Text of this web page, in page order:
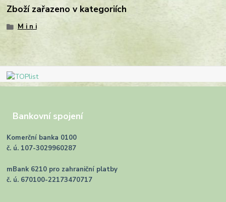
Zboží zařazeno v kategoriích
M i n i
Bankovní spojení
Komerční banka 0100
č. ú. 107-3029960287
mBank 6210 pro zahraniční platby
č. ú. 670100-22173470717